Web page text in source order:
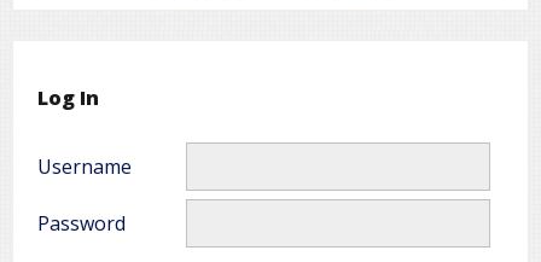
Log In
Username
Password